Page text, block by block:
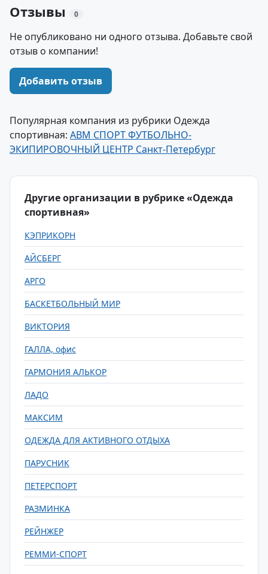
Отзывы 0
Не опубликовано ни одного отзыва. Добавьте свой
отзыв о компании!
Добавить отзыв
Популярная компания из рубрики Одежда
спортивная: ABM СПОРТ ФУТБОЛЬНО-
ЭКИПИРОВОЧНЫЙ ЦЕНТР Санкт-Петербург
Другие организации в рубрике «Одежда
спортивная»
КЭПРИКОРН
АЙСБЕРГ
АРГО
БАСКЕТБОЛЬНЫЙ МИР
ВИКТОРИЯ
ГАЛЛА, офис
ГАРМОНИЯ АЛЬКОР
ЛАДО
МАКСИМ
ОДЕЖДА ДЛЯ АКТИВНОГО ОТДЫХА
ПАРУСНИК
ПЕТЕРСПОРТ
РАЗМИНКА
РЕЙНЖЕР
РЕММИ-СПОРТ